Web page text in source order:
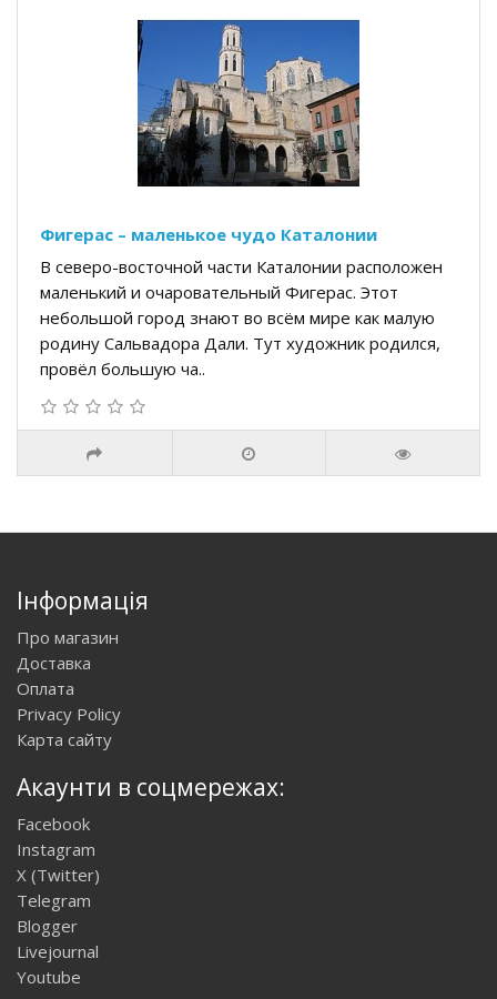
Фигерас – маленькое чудо Каталонии
В северо-восточной части Каталонии расположен
маленький и очаровательный Фигерас. Этот
небольшой город знают во всём мире как малую
родину Сальвадора Дали. Тут художник родился,
провёл большую ча..
Інформація
Про магазин
Доставка
Оплата
Privacy Policy
Карта сайту
Акаунти в соцмережах:
Facebook
Instagram
X (Twitter)
Telegram
Blogger
Livejournal
Youtube